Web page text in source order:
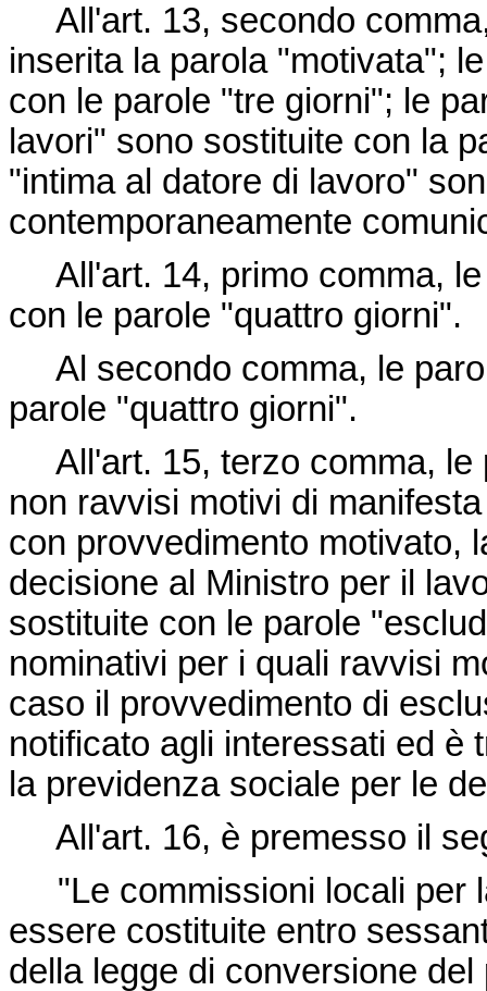
All'art. 13, secondo
inserita la parola "motivata";
con le parole "tre giorni"; le
lavori" sono sostituite con la
"intima al datore di lavoro"
contemporaneamente
All'art. 14, primo comma, le
con le parole "quattro giorni".
Al secondo comma, le
parole "quattro giorni".
All'art. 15, terzo comma, le
non ravvisi motivi di
con provvedimento motivato,
decisione al Ministro per il
sostituite con le parole
nominativi per i quali ravvisi
caso il provvedimento di
notificato agli interessati ed è
la previdenza sociale per le
All'art. 16, è premesso il
"Le commissioni locali per
essere costituite entro
della legge di conversione